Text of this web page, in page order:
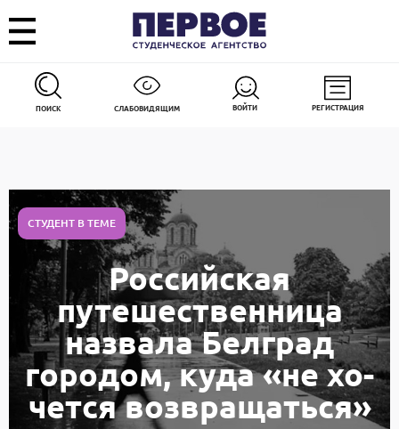
ПОИСК СЛАБОВИДЯЩИМ ВОЙТИ РЕГИСТРАЦИЯ
СТУДЕНТ В ТЕМЕ
Российская
путешественница
назвала Белград
городом, куда «не хо­
чет­ся возвращаться»